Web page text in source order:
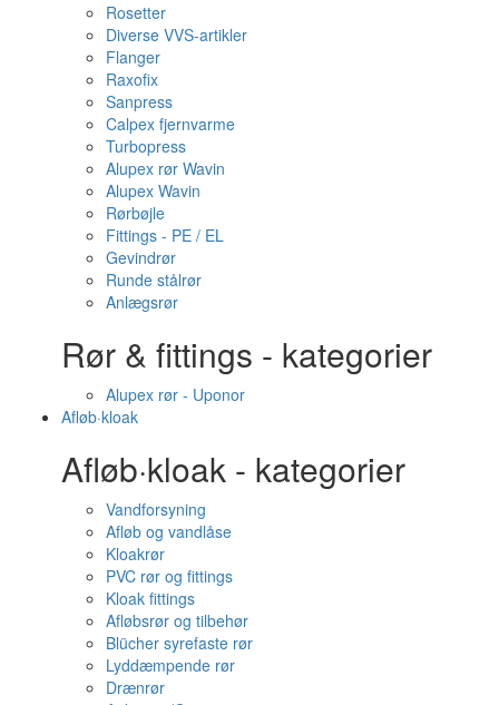
Rosetter
Diverse VVS-artikler
Flanger
Raxofix
Sanpress
Calpex fjernvarme
Turbopress
Alupex rør Wavin
Alupex Wavin
Rørbøjle
Fittings - PE / EL
Gevindrør
Runde stålrør
Anlægsrør
Rør & fittings - kategorier
Alupex rør - Uponor
Afløb·kloak
Afløb·kloak - kategorier
Vandforsyning
Afløb og vandlåse
Kloakrør
PVC rør og fittings
Kloak fittings
Afløbsrør og tilbehør
Blücher syrefaste rør
Lyddæmpende rør
Drænrør